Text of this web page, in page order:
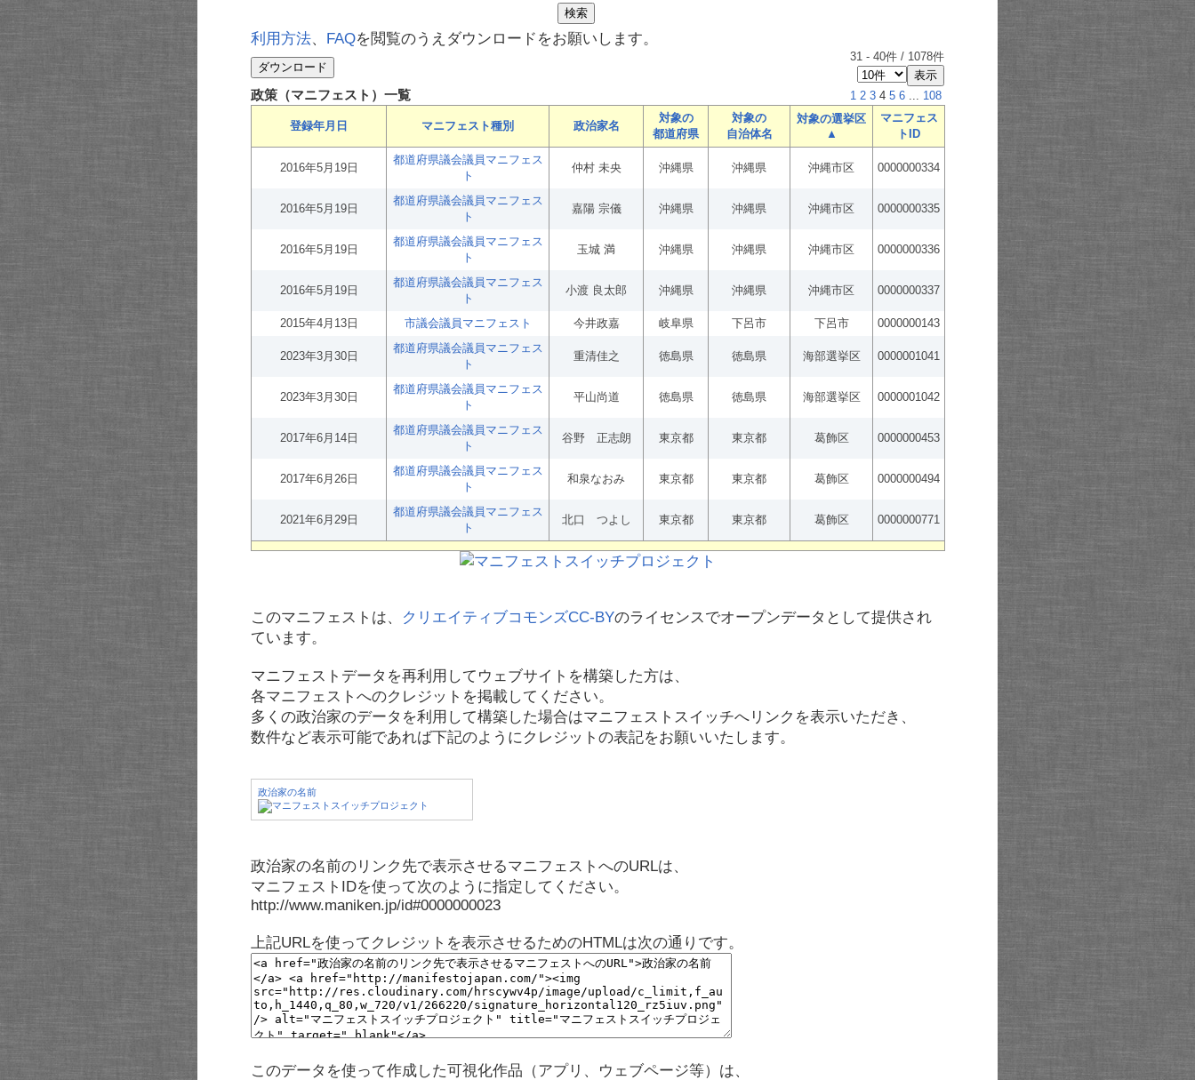
利用方法、 FAQを閲覧のうえダウンロードをお願いします。
31 - 40件 / 1078件
政策（マニフェスト）一覧 1 2 3 4 5 6 ... 108
登録年月日 マニフェスト種別 政治家名
対象の
都道府県
対象の
自治体名
対象の選挙区
▲
マニフェス
トID
2016年5月19日
都道府県議会議員マニフェス
ト
仲村 未央 沖縄県 沖縄県 沖縄市区 0000000334
2016年5月19日
都道府県議会議員マニフェス
ト
嘉陽 宗儀 沖縄県 沖縄県 沖縄市区 0000000335
2016年5月19日
都道府県議会議員マニフェス
ト
玉城 満 沖縄県 沖縄県 沖縄市区 0000000336
2016年5月19日
都道府県議会議員マニフェス
ト
小渡 良太郎 沖縄県 沖縄県 沖縄市区 0000000337
2015年4月13日 市議会議員マニフェスト 今井政嘉 岐阜県 下呂市 下呂市 0000000143
2023年3月30日
都道府県議会議員マニフェス
ト
重清佳之 徳島県 徳島県 海部選挙区 0000001041
2023年3月30日
都道府県議会議員マニフェス
ト
平山尚道 徳島県 徳島県 海部選挙区 0000001042
2017年6月14日
都道府県議会議員マニフェス
ト
谷野 正志朗 東京都 東京都 葛飾区 0000000453
2017年6月26日
都道府県議会議員マニフェス
ト
和泉なおみ 東京都 東京都 葛飾区 0000000494
2021年6月29日
都道府県議会議員マニフェス
ト
北口 つよし 東京都 東京都 葛飾区 0000000771
このマニフェストは、 クリエイティブコモンズCC-BYのライセンスでオープンデータとして提供され
ています。
マニフェストデータを再利用してウェブサイトを構築した方は、
各マニフェストへのクレジットを掲載してください。
多くの政治家のデータを利用して構築した場合はマニフェストスイッチへリンクを表示いただき、
数件など表示可能であれば下記のようにクレジットの表記をお願いいたします。
政治家の名前
政治家の名前のリンク先で表示させるマニフェストへのURLは、
マニフェストIDを使って次のように指定してください。
http://www.maniken.jp/id#0000000023
上記URLを使ってクレジットを表示させるためのHTMLは次の通りです。
このデータを使って作成した可視化作品（アプリ、ウェブページ等）は、